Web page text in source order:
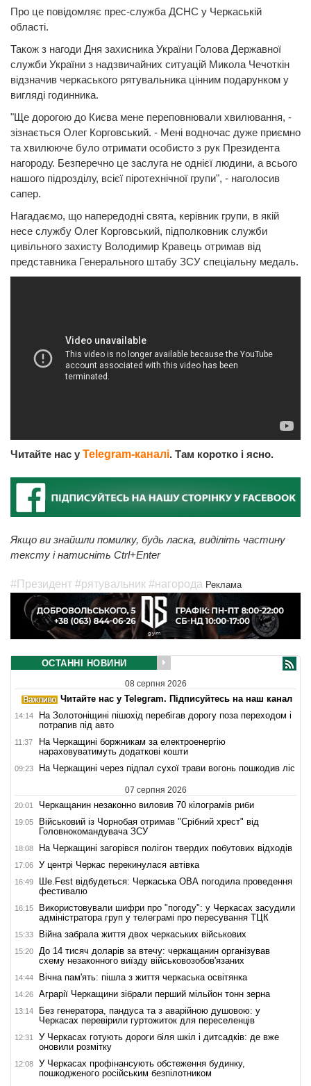
Про це повідомляє прес-служба ДСНС у Черкаській
області.
Також з нагоди Дня захисника України Голова Державної
служби України з надзвичайних ситуацій Микола Чечоткін
відзначив черкаського рятувальника цінним подарунком у
вигляді годинника.
"Ще дорогою до Києва мене переповнювали хвилювання, -
зізнається Олег Корговський. - Мені водночас дуже приємно
та хвилююче було отримати особисто з рук Президента
нагороду. Безперечно це заслуга не однієї людини, а всього
нашого підрозділу, всієї піротехнічної групи", - наголосив
сапер.
Нагадаємо, що напередодні свята, керівник групи, в якій
несе службу Олег Корговський, підполковник служби
цивільного захисту Володимир Кравець отримав від
представника Генерального штабу ЗСУ спеціальну медаль.
Читайте нас у Telegram-каналі. Там коротко і ясно.
Якщо ви знайшли помилку, будь ласка, виділіть частину
тексту і натисніть Ctrl+Enter
#Президент #рятувальник #нагорода Реклама
ОСТАННІ НОВИНИ
08 серпня 2026
Читайте нас у Telegram. Підписуйтесь на наш канал
14:14
На Золотоніщині пішохід перебігав дорогу поза переходом і
потрапив під авто
11:37
На Черкащині боржникам за електроенергію
нараховуватимуть додаткові кошти
09:23 На Черкащині через підпал сухої трави вогонь пошкодив ліс
07 серпня 2026
20:01 Черкащанин незаконно виловив 70 кілограмів риби
19:05
Військовий із Чорнобая отримав "Срібний хрест" від
Головнокомандувача ЗСУ
18:08 На Черкащині загорівся полігон твердих побутових відходів
17:06 У центрі Черкас перекинулася автівка
16:49
Ше.Fest відбудеться: Черкаська ОВА погодила проведення
фестивалю
16:15
Використовували шифри про "погоду": у Черкасах засудили
адміністратора груп у телеграмі про пересування ТЦК
15:33 Війна забрала життя двох черкаських військових
15:20
До 14 тисяч доларів за втечу: черкащанин організував
схему незаконного виїзду військовозобов'язаних
14:44 Вічна пам'ять: пішла з життя черкаська освітянка
14:26 Аграрії Черкащини зібрали перший мільйон тонн зерна
13:14
Без генератора, пандуса та з аварійною душовою: у
Черкасах перевірили гуртожиток для переселенців
12:31
У Черкасах готують дороги біля шкіл і дитсадків: де вже
оновили розмітку
12:08
У Черкасах профінансують обстеження будинку,
пошкодженого російським безпілотником